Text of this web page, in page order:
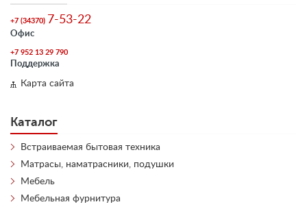
+7 (34370) 7-53-22
Офис
+7 952 13 29 790
Поддержка
Карта сайта
Каталог
Встраиваемая бытовая техника
Матрасы, наматрасники, подушки
Мебель
Мебельная фурнитура